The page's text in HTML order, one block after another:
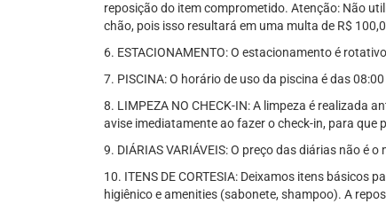
reposição do item comprometido. Atenção: Não
chão, pois isso resultará em uma multa de R$
6. ESTACIONAMENTO: O estacionamento é
7. PISCINA: O horário de uso da piscina é das
8. LIMPEZA NO CHECK-IN: A limpeza é realizada
avise imediatamente ao fazer o check-in, para que
9. DIÁRIAS VARIÁVEIS: O preço das diárias não é
10. ITENS DE CORTESIA: Deixamos itens básicos
higiênico e amenities (sabonete, shampoo). A